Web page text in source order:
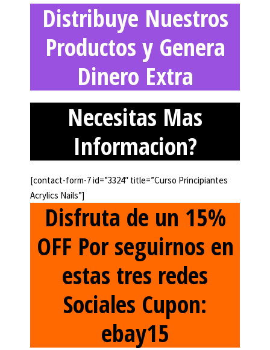
Distribuye Nuestros
Productos y Genera
Dinero Extra
Necesitas Mas
Informacion?
[contact-form-7 id=”3324″ title=”Curso Principiantes
Acrylics Nails”]
Disfruta de un 15%
OFF Por seguirnos en
estas tres redes
Sociales Cupon:
ebay15